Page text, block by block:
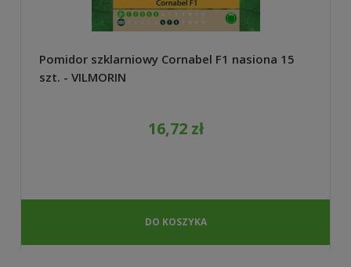
Pomidor szklarniowy Cornabel F1 nasiona 15
szt. - VILMORIN
16,72 zł
DO KOSZYKA